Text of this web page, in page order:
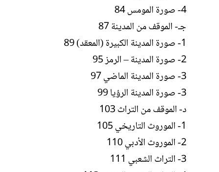
4- صورة المومس 84
جـ- الموقف من المدينة 87
1- صورة المدينة الكبيرة (المعقد) 89
2- صورة المدينة – الرمز 95
3- صورة المدينة الماضي 97
3- صورة المدينة الرؤيا 99
د- الموقف من التراث 103
1- الموروث التاريخي 105
2- الموروث الأدبي 110
3- التراث الشعبي 111